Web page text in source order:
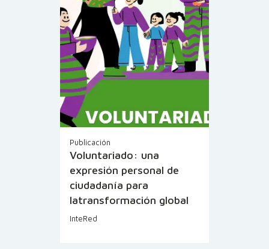
Publicación
Voluntariado: una
expresión personal de
ciudadanía para
latransformación global
InteRed